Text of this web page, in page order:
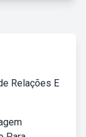
Relações E